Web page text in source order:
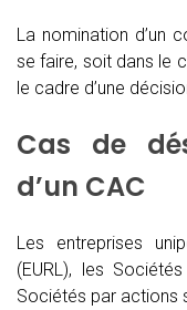
La nomination d’un
se faire, soit dans le
le cadre d’une
Cas de
d’un CAC
Les entreprises
(EURL), les
Sociétés par actions